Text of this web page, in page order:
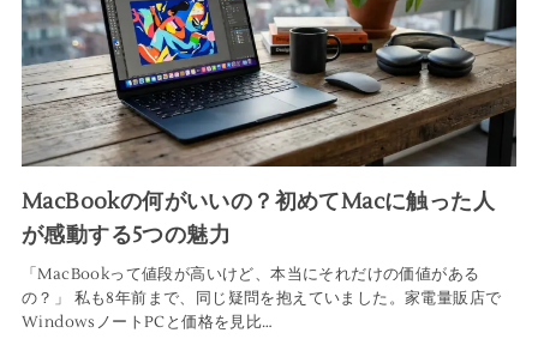
MacBookの何がいいの？初めてMacに触った人
が感動する5つの魅力
「MacBookって値段が高いけど、本当にそれだけの価値がある
の？」 私も8年前まで、同じ疑問を抱えていました。家電量販店で
WindowsノートPCと価格を見比…